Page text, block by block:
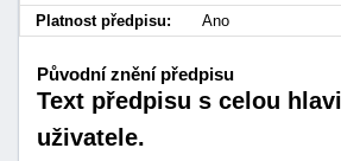
Platnost předpisu:
Ano
Původní znění předpisu
Text předpisu s celou
uživatele.